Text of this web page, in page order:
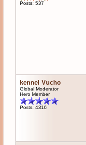
Posts: 537
kennel Vucho
Global Moderator
Hero Member
Posts: 4316